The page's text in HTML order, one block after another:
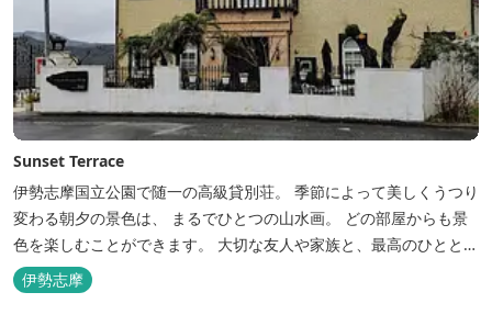
Sunset Terrace
伊勢志摩国立公園で随一の高級貸別荘。 季節によって美しくうつり
変わる朝夕の景色は、 まるでひとつの山水画。 どの部屋からも景
色を楽しむことができます。 大切な友人や家族と、最高のひととき
を。 1日1組限定とさせていただいております。 完全にプライベー
トでご利用いただけます。
伊勢志摩